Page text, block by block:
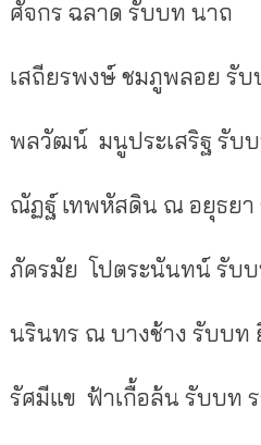
ศัจกร ฉลาด รับบท นาถ
เสถียรพงษ์ ชมภูพลอย รับ
พลวัฒน์ มนูประเสริฐ รับ
ณัฏฐ์ เทพหัสดิน ณ อยุธยา
ภัครมัย โปตระนันทน์ รับ
นรินทร ณ บางช้าง รับบท
รัศมีแข ฟ้าเกื้อล้น รับบท